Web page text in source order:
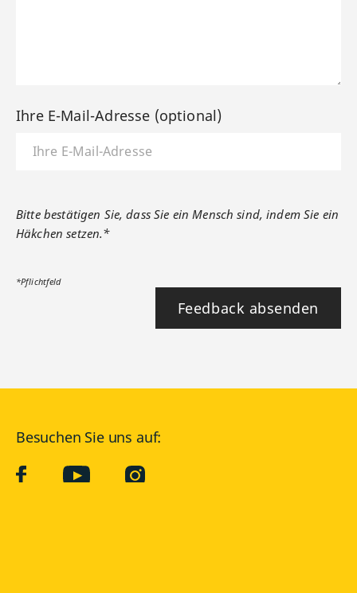
Ihre E-Mail-Adresse (optional)
Bitte bestätigen Sie, dass Sie ein Mensch sind, indem Sie ein
Häkchen setzen.*
*Pflichtfeld
Feedback absenden
Besuchen Sie uns auf:
facebookYouTube Instagram